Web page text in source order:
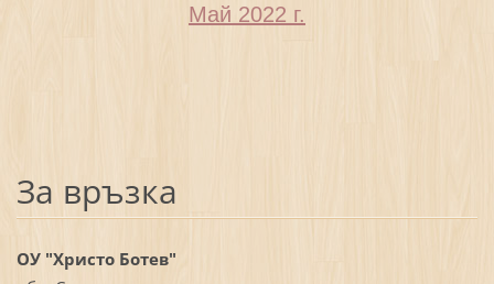
Май 2022 г.
За връзка
ОУ "Христо Ботев"